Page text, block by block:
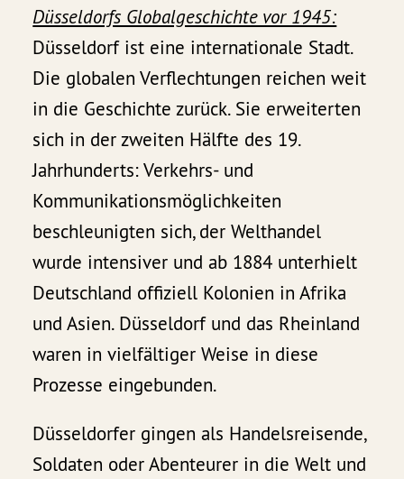
Düsseldorfs Globalgeschichte vor 1945:
Düsseldorf ist eine internationale Stadt.
Die globalen Verflechtungen reichen weit
in die Geschichte zurück. Sie erweiterten
sich in der zweiten Hälfte des 19.
Jahrhunderts: Verkehrs- und
Kommunikationsmöglichkeiten
beschleunigten sich, der Welthandel
wurde intensiver und ab 1884 unterhielt
Deutschland offiziell Kolonien in Afrika
und Asien. Düsseldorf und das Rheinland
waren in vielfältiger Weise in diese
Prozesse eingebunden.
Düsseldorfer gingen als Handelsreisende,
Soldaten oder Abenteurer in die Welt und